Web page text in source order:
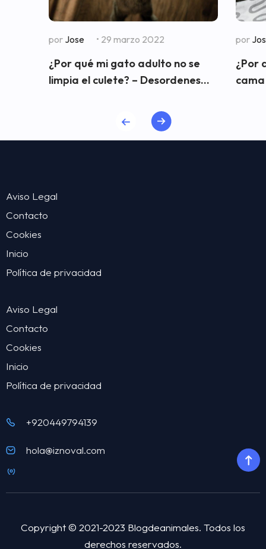
por Jose • 29 marzo 2022
¿Por qué mi gato adulto no se
limpia el culete? – Desordenes...
por
¿Por
Aviso Legal
Contacto
Cookies
Inicio
Política de privacidad
Aviso Legal
Contacto
Cookies
Inicio
Política de privacidad
+920449794139
hola@iznoval.com
Copyright © 2021-2023 Blogdeanimales. Todos los
derechos reservados.